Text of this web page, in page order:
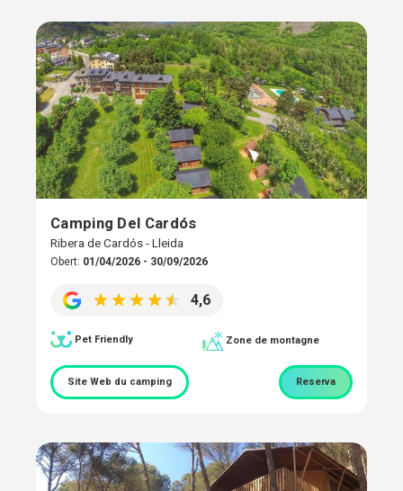
Camping Del Cardós
Ribera de Cardós - Lleida
Obert: 01/04/2026 - 30/09/2026
4,6
Pet Friendly Zone de montagne
Site Web du camping Reserva